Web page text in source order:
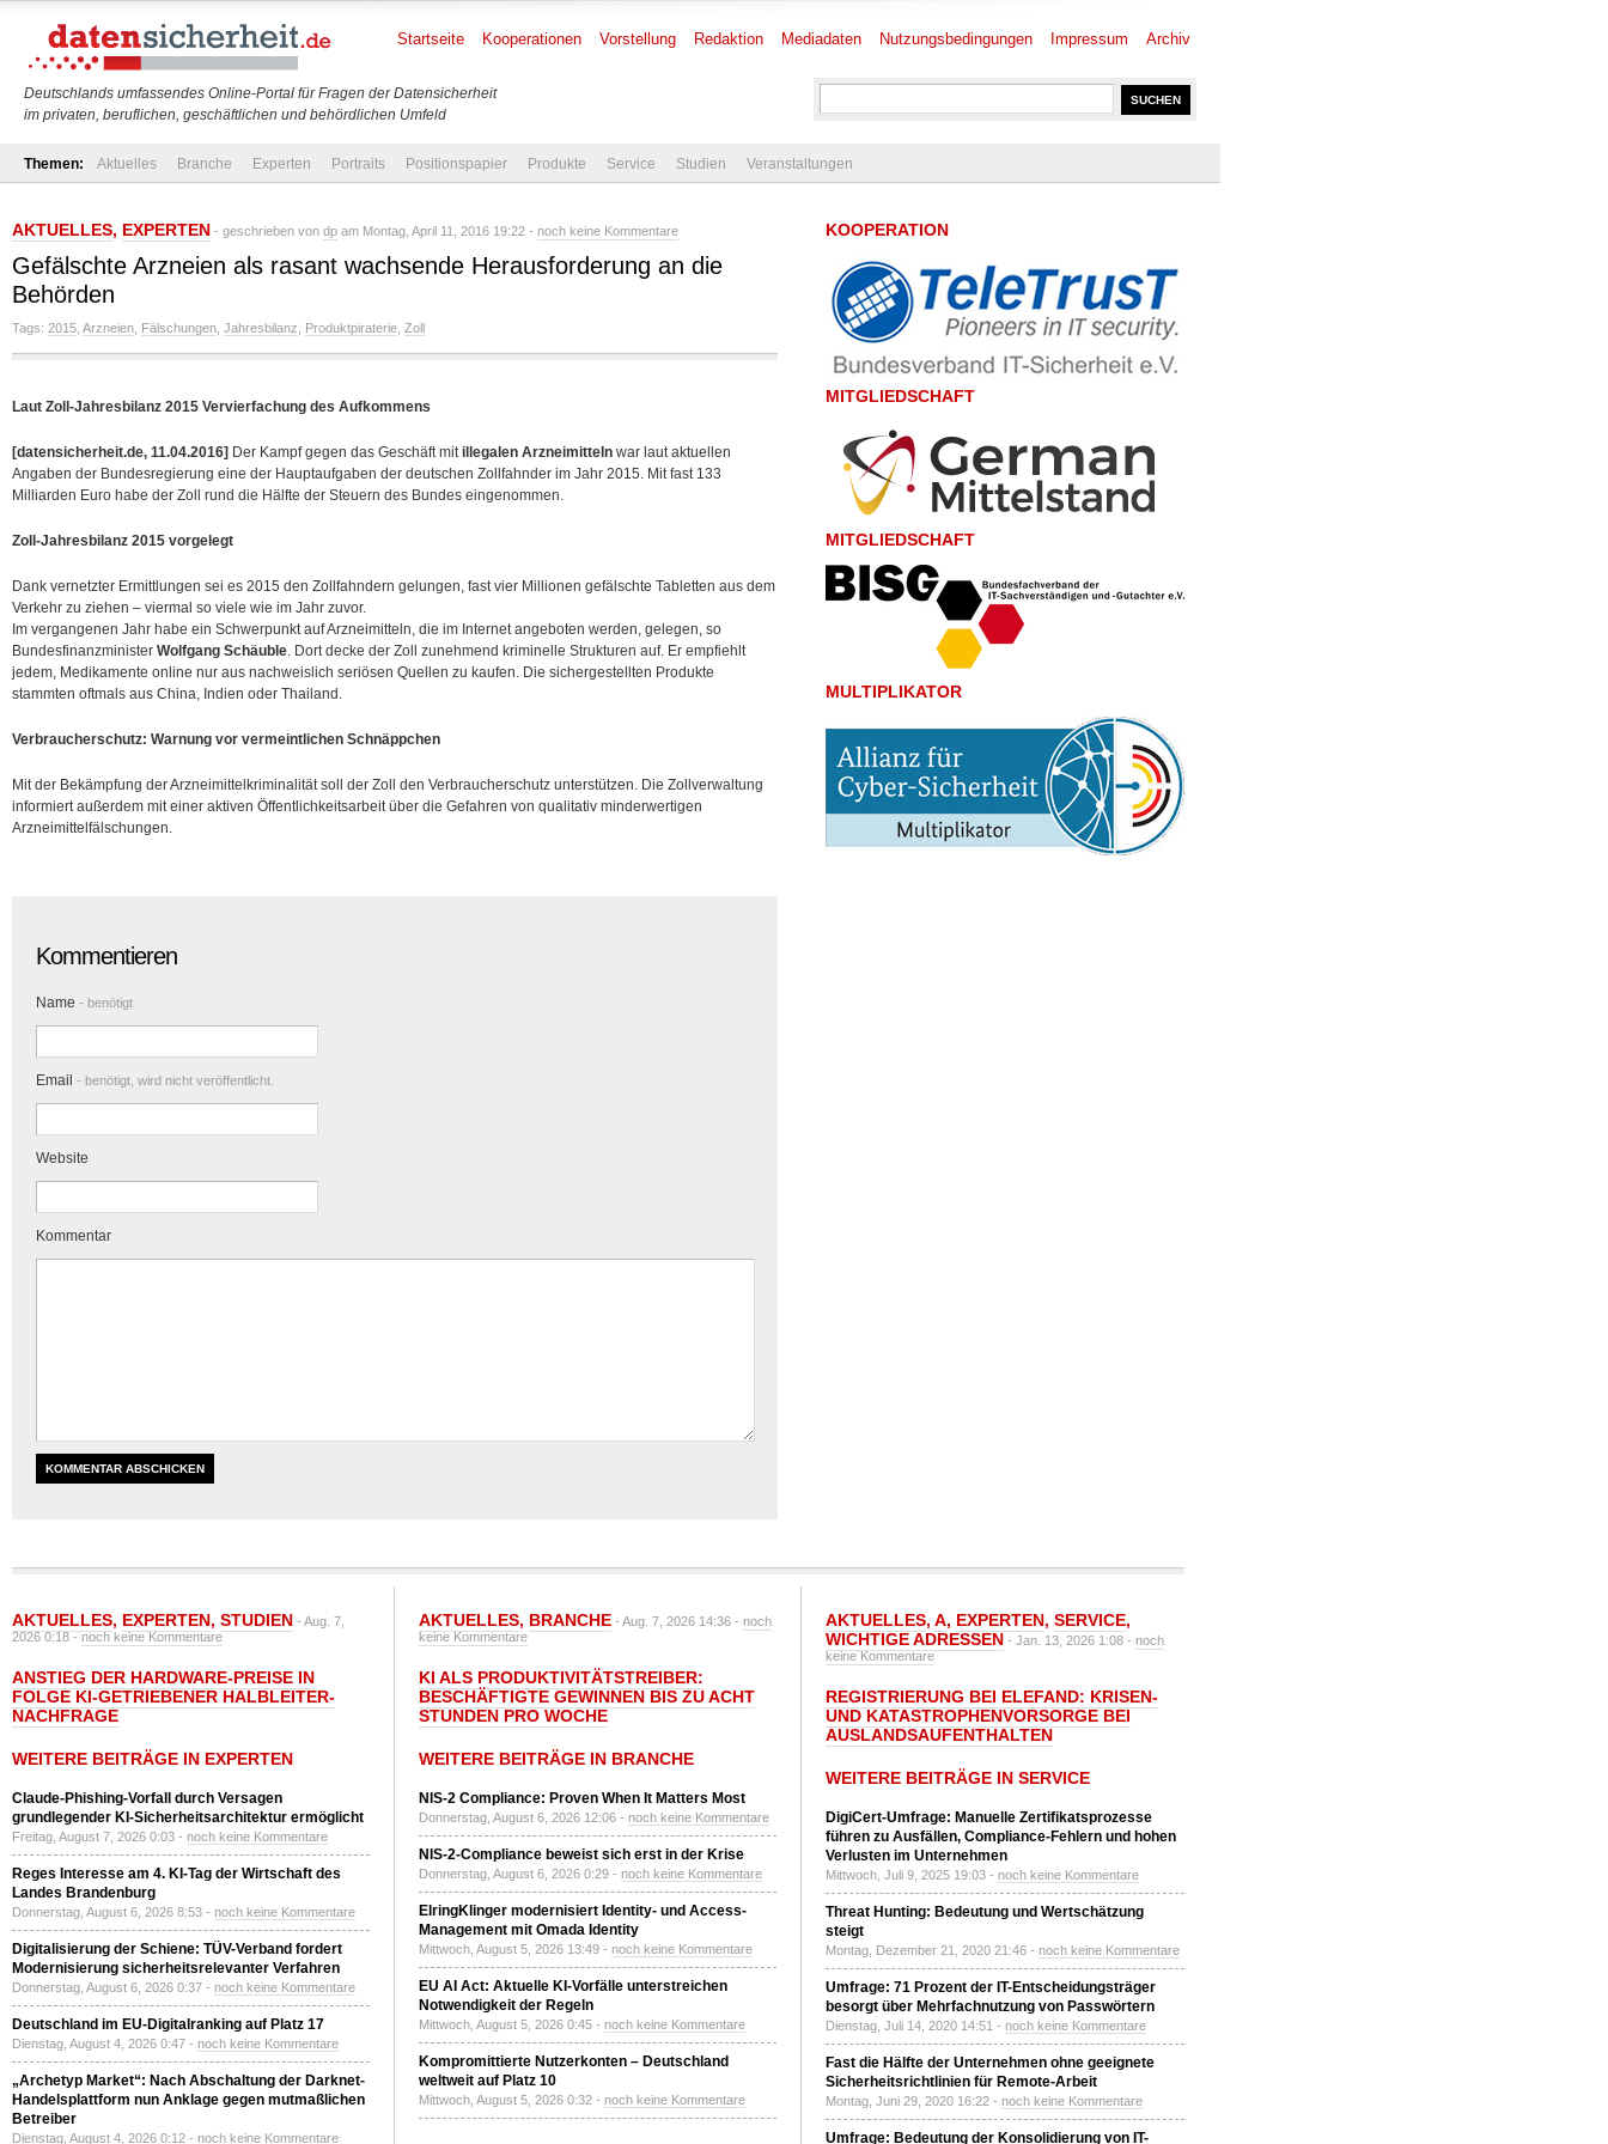
Deutschlands umfassendes Online-Portal für Fragen der Datensicherheit
im privaten, beruflichen, geschäftlichen und behördlichen Umfeld
Startseite Kooperationen Vorstellung Redaktion Mediadaten Nutzungsbedingungen Impressum Archiv
Themen: Aktuelles Branche Experten Portraits Positionspapier Produkte Service Studien Veranstaltungen
AKTUELLES, EXPERTEN - geschrieben von dp am Montag, April 11, 2016 19:22 - noch keine Kommentare
Gefälschte Arzneien als rasant wachsende Herausforderung an die
Behörden
Tags: 2015 Arzneien Fälschungen Jahresbilanz Produktpiraterie Zoll
Laut Zoll-Jahresbilanz 2015 Vervierfachung des Aufkommens
[datensicherheit.de, 11.04.2016] Der Kampf gegen das Geschäft mitillegalen Arzneimitteln war laut aktuellen
Angaben der Bundesregierung eine der Hauptaufgaben der deutschen Zollfahnder im Jahr 2015. Mit fast 133
Milliarden Euro habe der Zoll rund die Hälfte der Steuern des Bundes eingenommen.
Zoll-Jahresbilanz 2015 vorgelegt
Dank vernetzter Ermittlungen sei es 2015 den Zollfahndern gelungen, fast vier Millionen gefälschte Tabletten aus dem
Verkehr zu ziehen – viermal so viele wie im Jahr zuvor.
Im vergangenen Jahr habe ein Schwerpunkt auf Arzneimitteln, die im Internet angeboten werden, gelegen, so
Bundesfinanzminister Wolfgang Schäuble. Dort decke der Zoll zunehmend kriminelle Strukturen auf. Er empfiehlt
jedem, Medikamente online nur aus nachweislich seriösen Quellen zu kaufen. Die sichergestellten Produkte
stammten oftmals aus China, Indien oder Thailand.
Verbraucherschutz: Warnung vor vermeintlichen Schnäppchen
Mit der Bekämpfung der Arzneimittelkriminalität soll der Zoll den Verbraucherschutz unterstützen. Die Zollverwaltung
informiert außerdem mit einer aktiven Öffentlichkeitsarbeit über die Gefahren von qualitativ minderwertigen
Arzneimittelfälschungen.
Kommentieren
Name - benötigt
Email - benötigt, wird nicht veröffentlicht.
Website
Kommentar
KOOPERATION
MITGLIEDSCHAFT
MITGLIEDSCHAFT
MULTIPLIKATOR
AKTUELLES, EXPERTEN, STUDIEN - Aug. 7,
2026 0:18 -noch keine Kommentare
ANSTIEG DER HARDWARE-PREISE IN
FOLGE KI-GETRIEBENER HALBLEITER-
NACHFRAGE
WEITERE BEITRÄGE IN EXPERTEN
Claude-Phishing-Vorfall durch Versagen
grundlegender KI-Sicherheitsarchitektur ermöglicht
Freitag, August 7, 2026 0:03 - noch keine Kommentare
Reges Interesse am 4. KI-Tag der Wirtschaft des
Landes Brandenburg
Donnerstag, August 6, 2026 8:53 - noch keine Kommentare
Digitalisierung der Schiene: TÜV-Verband fordert
Modernisierung sicherheitsrelevanter Verfahren
Donnerstag, August 6, 2026 0:37 - noch keine Kommentare
Deutschland im EU-Digitalranking auf Platz 17
Dienstag, August 4, 2026 0:47 - noch keine Kommentare
„Archetyp Market“: Nach Abschaltung der Darknet-
Handelsplattform nun Anklage gegen mutmaßlichen
Betreiber
Dienstag, August 4, 2026 0:12 - noch keine Kommentare
AKTUELLES, BRANCHE - Aug. 7, 2026 14:36 - noch
keine Kommentare
KI ALS PRODUKTIVITÄTSTREIBER:
BESCHÄFTIGTE GEWINNEN BIS ZU ACHT
STUNDEN PRO WOCHE
WEITERE BEITRÄGE IN BRANCHE
NIS-2 Compliance: Proven When It Matters Most
Donnerstag, August 6, 2026 12:06 - noch keine Kommentare
NIS-2-Compliance beweist sich erst in der Krise
Donnerstag, August 6, 2026 0:29 - noch keine Kommentare
ElringKlinger modernisiert Identity- und Access-
Management mit Omada Identity
Mittwoch, August 5, 2026 13:49 - noch keine Kommentare
EU AI Act: Aktuelle KI-Vorfälle unterstreichen
Notwendigkeit der Regeln
Mittwoch, August 5, 2026 0:45 - noch keine Kommentare
Kompromittierte Nutzerkonten – Deutschland
weltweit auf Platz 10
Mittwoch, August 5, 2026 0:32 - noch keine Kommentare
AKTUELLES, A, EXPERTEN, SERVICE,
WICHTIGE ADRESSEN - Jan. 13, 2026 1:08 - noch
keine Kommentare
REGISTRIERUNG BEI ELEFAND: KRISEN-
UND KATASTROPHENVORSORGE BEI
AUSLANDSAUFENTHALTEN
WEITERE BEITRÄGE IN SERVICE
DigiCert-Umfrage: Manuelle Zertifikatsprozesse
führen zu Ausfällen, Compliance-Fehlern und hohen
Verlusten im Unternehmen
Mittwoch, Juli 9, 2025 19:03 - noch keine Kommentare
Threat Hunting: Bedeutung und Wertschätzung
steigt
Montag, Dezember 21, 2020 21:46 - noch keine Kommentare
Umfrage: 71 Prozent der IT-Entscheidungsträger
besorgt über Mehrfachnutzung von Passwörtern
Dienstag, Juli 14, 2020 14:51 - noch keine Kommentare
Fast die Hälfte der Unternehmen ohne geeignete
Sicherheitsrichtlinien für Remote-Arbeit
Montag, Juni 29, 2020 16:22 - noch keine Kommentare
Umfrage: Bedeutung der Konsolidierung von IT-